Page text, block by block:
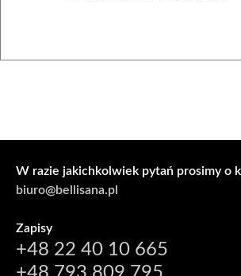
W razie jakichkolwiek pytań prosimy o
biuro@bellisana.pl
Zapisy
+48 22 40 10 665